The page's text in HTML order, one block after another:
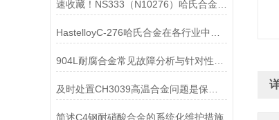
简述C4钢耐硝酸合金的系统化维护措施